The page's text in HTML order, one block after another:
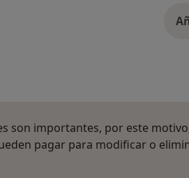
son importantes, por este
pagar para modificar o